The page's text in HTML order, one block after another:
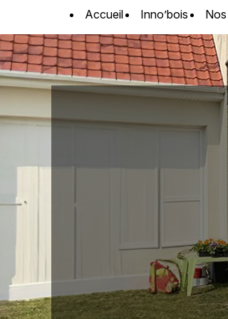
Accueil Inno’bois
Panneau de gestion des cookies